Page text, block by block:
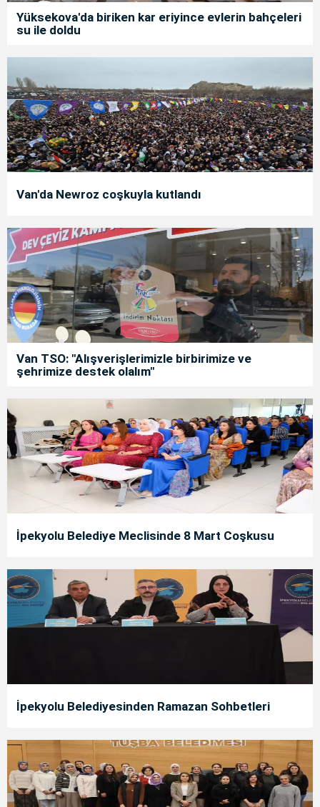
Yüksekova'da biriken kar eriyince evlerin bahçeleri
su ile doldu
Van'da Newroz coşkuyla kutlandı
Van TSO: "Alışverişlerimizle birbirimize ve
şehrimize destek olalım"
İpekyolu Belediye Meclisinde 8 Mart Coşkusu
İpekyolu Belediyesinden Ramazan Sohbetleri